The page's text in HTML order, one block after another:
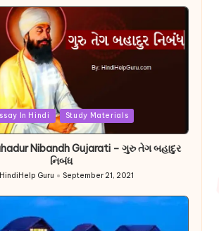
In Hindi Study Materials
Nibandh Gujarati – ગુરુ તેગ બહાદુર
નિબંધ
HindiHelp Guru September 21, 2021